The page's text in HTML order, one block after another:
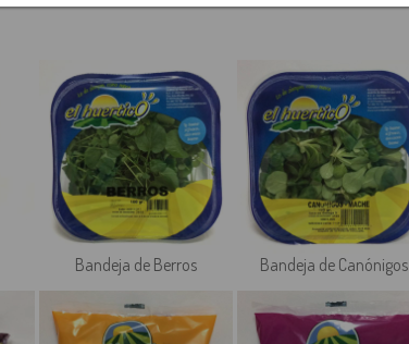
Bandeja de Berros Bandeja de Canónigos